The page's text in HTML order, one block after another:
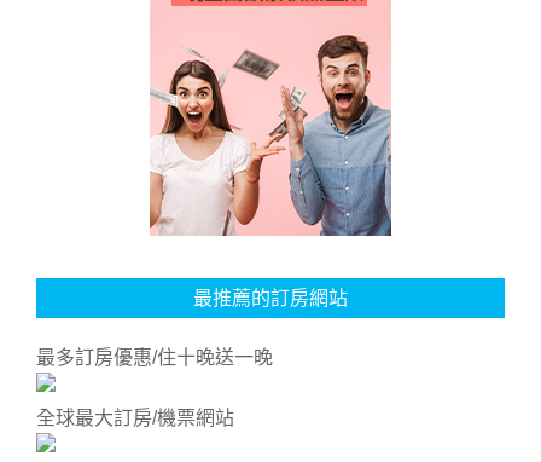
最推薦的訂房網站
最多訂房優惠/住十晚送一晚
全球最大訂房/機票網站